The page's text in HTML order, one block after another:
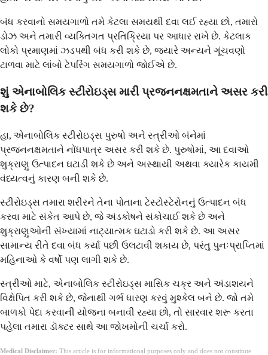
બંધ કરવાનો સમયગાળો તમે કેટલા સમયથી દવા લઈ રહ્યા છો, તમારો
ડોઝ અને તમારી વ્યક્તિગત પ્રતિક્રિયા પર આધાર રાખે છે. કેટલાક
લોકો પ્રમાણમાં ઝડપથી બંધ કરી શકે છે, જ્યારે અન્યને ગૂંચવણો
ટાળવા માટે લાંબો ટેપરિંગ સમયગાળો જોઈએ છે.
શું એનાબોલિક સ્ટીરોઇડ્સ મારી પ્રજનનક્ષમતાને અસર કરી
શકે છે?
હા, એનાબોલિક સ્ટીરોઇડ્સ પુરુષો અને સ્ત્રીઓ બંનેમાં
પ્રજનનક્ષમતાને નોંધપાત્ર અસર કરી શકે છે. પુરુષોમાં, આ દવાઓ
શુક્રાણુ ઉત્પાદન ઘટાડી શકે છે અને અસ્થાયી અથવા ક્યારેક કાયમી
વંધ્યત્વનું કારણ બની શકે છે.
સ્ટીરોઇડ્સ તમારા શરીરને તેના પોતાના ટેસ્ટોસ્ટેરોનનું ઉત્પાદન બંધ
કરવા માટે સંકેત આપે છે, જે અંડકોષને સંકોચાઈ શકે છે અને
શુક્રાણુઓની સંખ્યામાં નાટ્યાત્મક ઘટાડો કરી શકે છે. આ અસર
સામાન્ય રીતે દવા બંધ કર્યા પછી ઉલટાવી શકાય છે, પરંતુ પુનઃપ્રાપ્તિમાં
મહિનાઓ કે વર્ષો પણ લાગી શકે છે.
સ્ત્રીઓ માટે, એનાબોલિક સ્ટીરોઇડ્સ માસિક ચક્ર અને અંડાશયને
વિક્ષેપિત કરી શકે છે, જેનાથી ગર્ભ ધારણ કરવું મુશ્કેલ બને છે. જો તમે
બાળકો પેદા કરવાની યોજના બનાવી રહ્યા છો, તો સારવાર શરૂ કરતા
પહેલા તમારા ડૉક્ટર સાથે આ જોખમોની ચર્ચા કરો.
Medical Disclaimer: This article is for informational purposes only and does not constitute